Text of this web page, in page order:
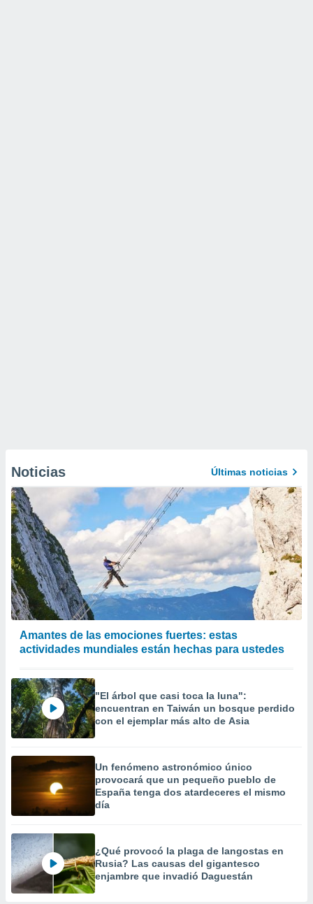
Noticias Últimas noticias
Amantes de las emociones fuertes: estas
actividades mundiales están hechas para ustedes
"El árbol que casi toca la luna":
encuentran en Taiwán un bosque perdido
con el ejemplar más alto de Asia
Un fenómeno astronómico único
provocará que un pequeño pueblo de
España tenga dos atardeceres el mismo
día
¿Qué provocó la plaga de langostas en
Rusia? Las causas del gigantesco
enjambre que invadió Daguestán